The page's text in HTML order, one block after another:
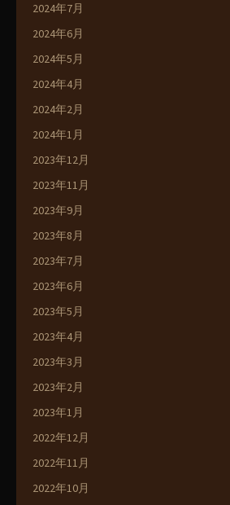
2024年7月
2024年6月
2024年5月
2024年4月
2024年2月
2024年1月
2023年12月
2023年11月
2023年9月
2023年8月
2023年7月
2023年6月
2023年5月
2023年4月
2023年3月
2023年2月
2023年1月
2022年12月
2022年11月
2022年10月